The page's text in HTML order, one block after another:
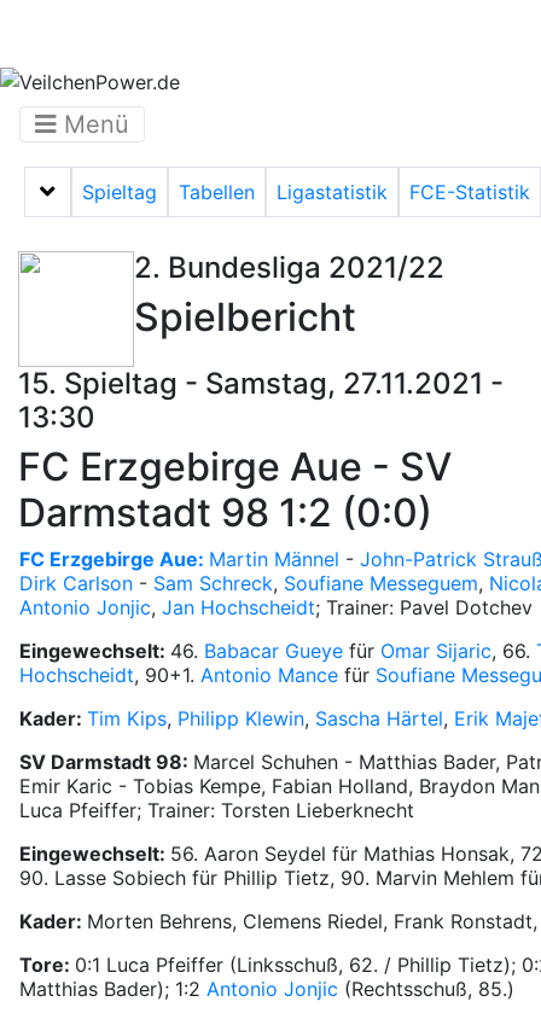
Menü
Menü auf-/zuklappen
Spieltag Tabellen Ligastatistik FCE-Statistik
2. Bundesliga 2021/22
Spielbericht
15. Spieltag - Samstag, 27.11.2021 -
13:30
FC Erzgebirge Aue - SV
Darmstadt 98 1:2 (0:0)
FC Erzgebirge Aue: Martin Männel - John-Patrick
Dirk Carlson - Sam Schreck, Soufiane Messeguem,
Antonio Jonjic, Jan Hochscheidt; Trainer: Pavel Dotchev
Eingewechselt: 46. Babacar Gueye für Omar Sijaric, 66.
Hochscheidt, 90+1. Antonio Mance für Soufiane
Kader: Tim Kips, Philipp Klewin, Sascha Härtel, Erik
SV Darmstadt 98: Marcel Schuhen - Matthias Bader,
Emir Karic - Tobias Kempe, Fabian Holland, Braydon
Luca Pfeiffer; Trainer: Torsten Lieberknecht
Eingewechselt: 56. Aaron Seydel für Mathias Honsak,
90. Lasse Sobiech für Phillip Tietz, 90. Marvin Mehlem
Kader: Morten Behrens, Clemens Riedel, Frank
Tore: 0:1 Luca Pfeiffer (Linksschuß, 62. / Phillip Tietz);
Matthias Bader); 1:2 Antonio Jonjic (Rechtsschuß, 85.)